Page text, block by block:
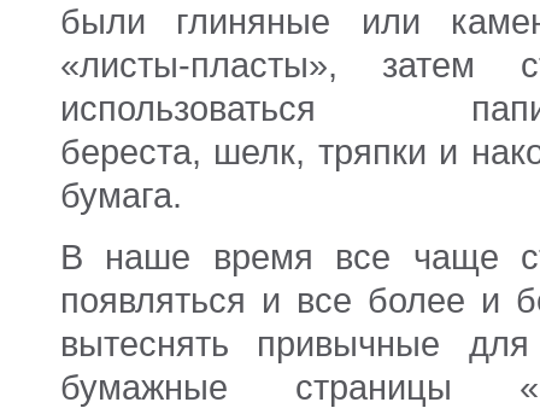
были глиняные или
«листы-пласты», затем
использоваться
береста, шелк, тряпки и
бумага.
В наше время все чаще
появляться и все более и
вытеснять привычные
бумажные страницы